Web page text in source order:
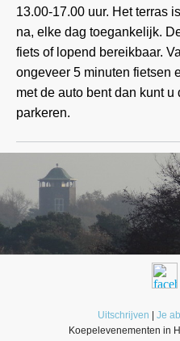
13.00-17.00 uur. Het terras
na, elke dag toegankelijk.
fiets of lopend bereikbaar.
ongeveer 5 minuten fietsen
met de auto bent dan kunt
parkeren.
Uitschrijven
Je
Koepelevenementen in